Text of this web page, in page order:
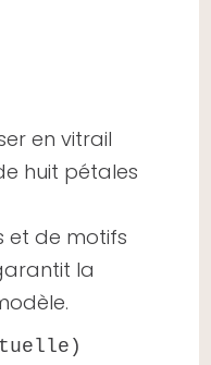
en vitrail
huit pétales
et de motifs
la